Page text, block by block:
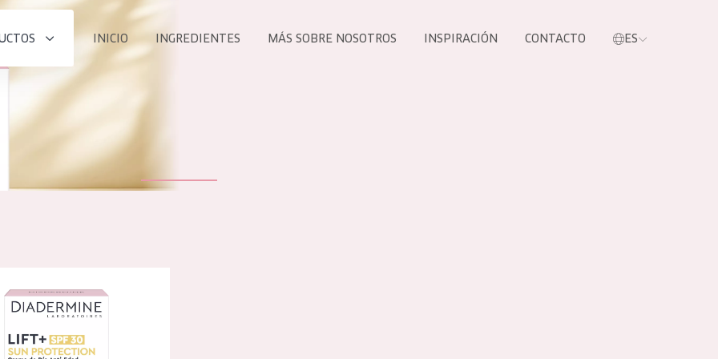
Essentials
Lift+
EDAD
INICIO INGREDIENTES MÁS SOBRE NOSOTROS INSPIRACIÓN CONTACTO ES